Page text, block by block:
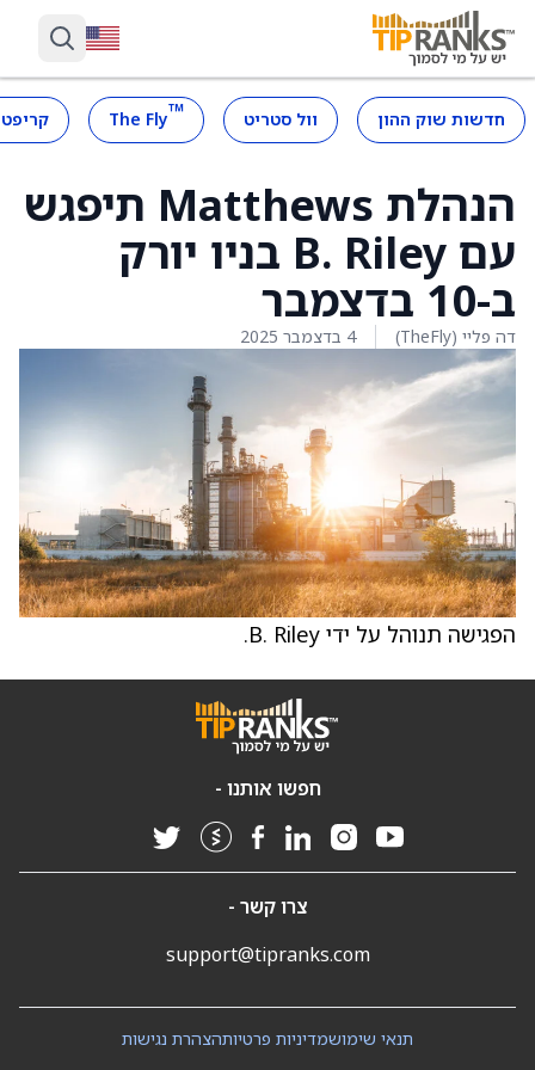
חדשות שוק ההון וול סטריט ™
The Fly
הנהלת Matthews תיפגש
עם B. Riley בניו יורק
ב-10 בדצמבר
דה פליי (TheFly) 4 בדצמבר 2025
הפגישה תנוהל על ידי B. Riley.
חפשו אותנו -
צרו קשר -
support@tipranks.com
הצהרת נגישותמדיניות פרטיותתנאי שימוש